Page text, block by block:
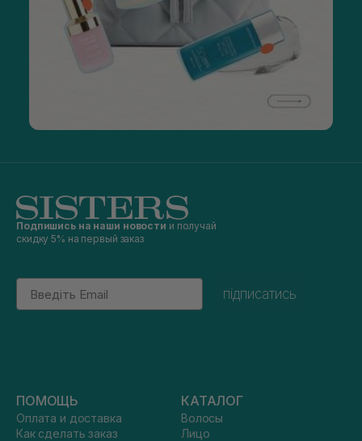
Подпишись на наши новости и получай
скидку 5% на первый заказ
Email
підписатись
ПОМОЩЬ
Оплата и доставка
Как сделать заказ
КАТАЛОГ
Волосы
Лицо